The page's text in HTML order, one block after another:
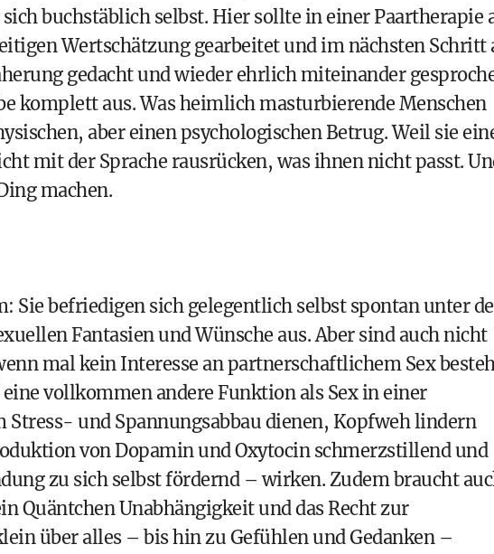
buchstäblich selbst. Hier sollte in einer Paartherapie
Wertschätzung gearbeitet und im nächsten Schritt
gedacht und wieder ehrlich miteinander
komplett aus. Was heimlich masturbierende Menschen
aber einen psychologischen Betrug. Weil sie
mit der Sprache rausrücken, was ihnen nicht passt.
machen.
Sie befriedigen sich gelegentlich selbst spontan unter
Fantasien und Wünsche aus. Aber sind auch nicht
mal kein Interesse an partnerschaftlichem Sex
vollkommen andere Funktion als Sex in einer
Stress- und Spannungsabbau dienen, Kopfweh lindern
von Dopamin und Oxytocin schmerzstillend und
zu sich selbst fördernd – wirken. Zudem braucht
Quäntchen Unabhängigkeit und das Recht zur
über alles – bis hin zu Gefühlen und Gedanken –